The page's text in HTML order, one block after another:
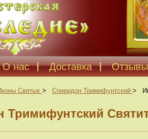
О нас Доставка Отзывы
Святых > Спиридон Тримифунтский >
Тримифунтский